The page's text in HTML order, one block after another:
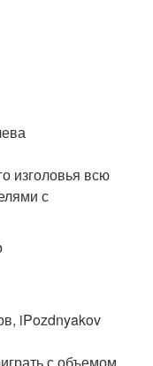
изголовья всю
с
iPozdnyakov